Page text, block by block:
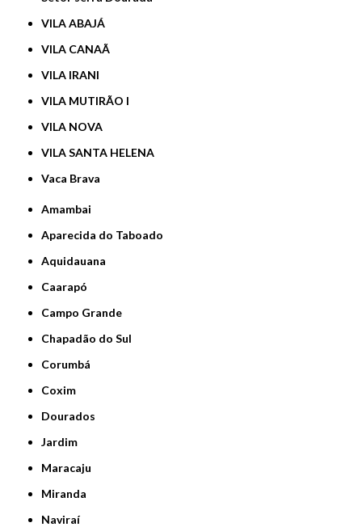
VILA ABAJÁ
VILA CANAÃ
VILA IRANI
VILA MUTIRÃO I
VILA NOVA
VILA SANTA HELENA
Vaca Brava
Amambai
Aparecida do Taboado
Aquidauana
Caarapó
Campo Grande
Chapadão do Sul
Corumbá
Coxim
Dourados
Jardim
Maracaju
Miranda
Naviraí